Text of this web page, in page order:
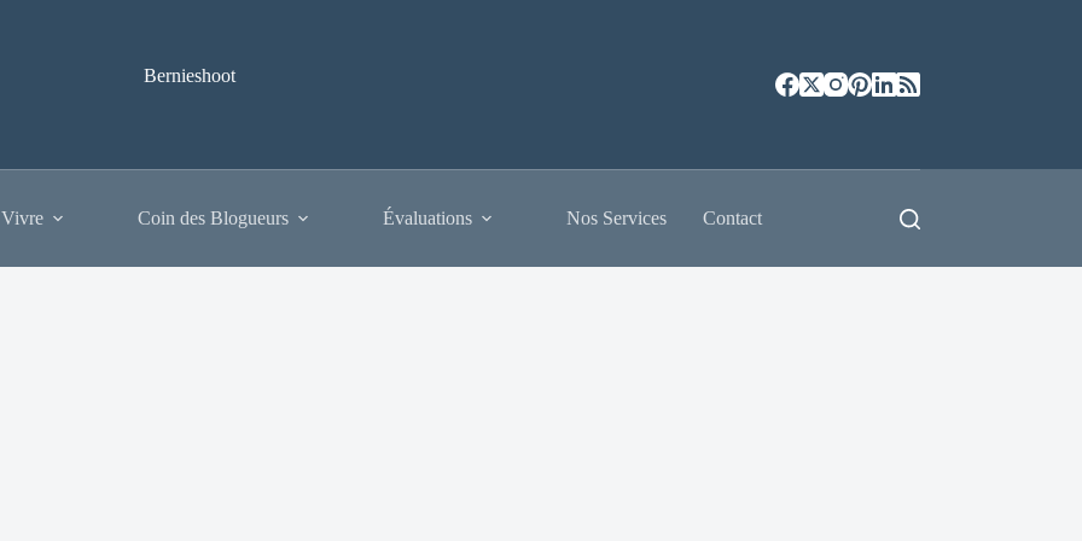
Bernieshoot
Coin des Blogueurs Évaluations Nos Services Contact